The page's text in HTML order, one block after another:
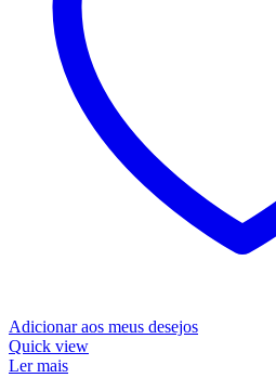
Adicionar aos meus desejos
Quick view
Ler mais